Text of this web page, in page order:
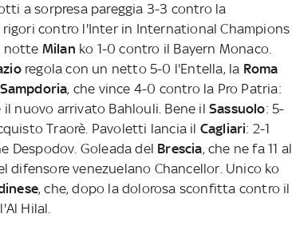
a sorpresa pareggia 3-3 contro la
contro l'Inter in International Champions
notte Milan ko 1-0 contro il Bayern Monaco.
regola con un netto 5-0 l'Entella, la Roma
Sampdoria, che vince 4-0 contro la Pro Patria:
nuovo arrivato Bahlouli. Bene il Sassuolo: 5-
Traorè. Pavoletti lancia il Cagliari: 2-1
Despodov. Goleada del Brescia, che ne fa 11 al
difensore venezuelano Chancellor. Unico ko
, che, dopo la dolorosa sconfitta contro il
Hilal.